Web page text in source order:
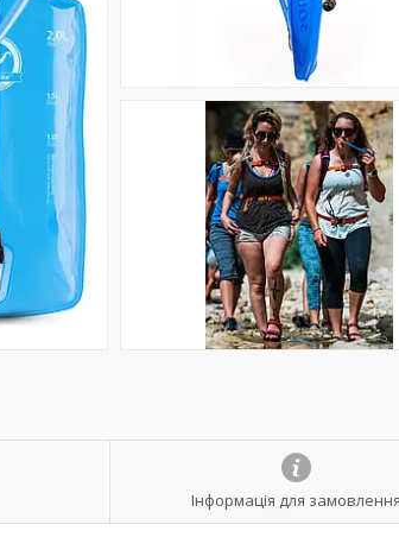
Інформація для замовлення